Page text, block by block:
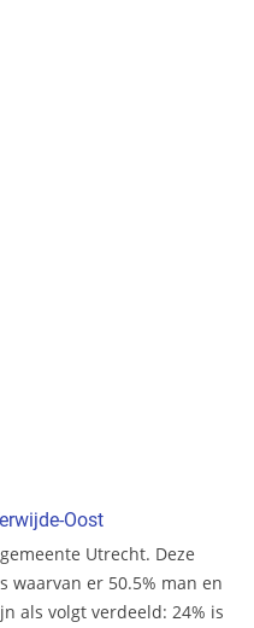
Oost
Utrecht. Deze
er 50.5% man en
als volgt verdeeld: 24% is